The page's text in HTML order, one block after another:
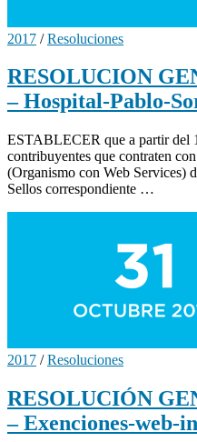
2017 /Resoluciones
RESOLUCION
– Hospital-Pablo-
ESTABLECER que a partir del
contribuyentes que contraten
(Organismo con Web Services)
Sellos correspondiente …
2017 /Resoluciones
RESOLUCIÓN
– Exenciones-web-